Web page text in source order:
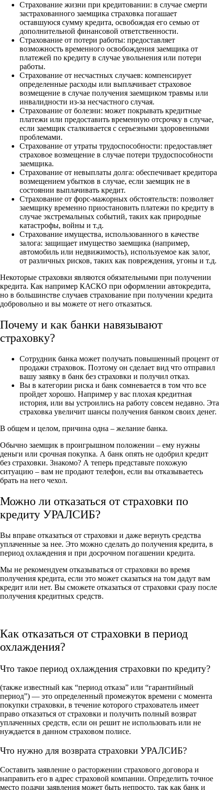
Страхование жизни при кредитовании: в случае смерти
застрахованного заемщика страховка погашает
оставшуюся сумму кредита, освобождая его семью от
дополнительной финансовой ответственности.
Страхование от потери работы: предоставляет
возможность временного освобождения заемщика от
платежей по кредиту в случае увольнения или потери
работы.
Страхование от несчастных случаев: компенсирует
определенные расходы или выплачивает страховое
возмещение в случае получения заемщиком травмы или
инвалидности из-за несчастного случая.
Страхование от болезни: может покрывать кредитные
платежи или предоставить временную отсрочку в случае,
если заемщик сталкивается с серьезными здоровенными
проблемами.
Страхование от утраты трудоспособности: предоставляет
страховое возмещение в случае потери трудоспособности
заемщика.
Страхование от невыплаты долга: обеспечивает кредитора
возмещением убытков в случае, если заемщик не в
состоянии выплачивать кредит.
Страхование от форс-мажорных обстоятельств: позволяет
заемщику временно приостановить платежи по кредиту в
случае экстремальных событий, таких как природные
катастрофы, войны и т.д.
Страхование имущества, использованного в качестве
залога: защищает имущество заемщика (например,
автомобиль или недвижимость), используемое как залог,
от различных рисков, таких как повреждения, угоны и т.д.
Некоторые страховки являются обязательными при получении
кредита. Как например КАСКО при оформлении автокредита,
но в большинстве случаев страхование при получении кредита
добровольно и вы можете от него отказаться.
Почему и как банки навязывают
страховку?
Сотрудник банка может получать повышенный процент от
продажи страховок. Поэтому он сделает вид что отправил
вашу заявку в банк без страховки и получил отказ.
Вы в категории риска и банк сомневается в том что все
пройдет хорошо. Например у вас плохая кредитная
история, или вы устроились на работу совсем недавно. Эта
страховка увеличит шансы получения банком своих денег.
В общем и целом, причина одна – желание банка.
Обычно заемщик в проигрышном положении – ему нужны
деньги или срочная покупка. А банк опять не одобрил кредит
без страховки. Знакомо? А теперь представьте похожую
ситуацию – вам не продают телефон, если вы отказываетесь
брать на него чехол.
Можно ли отказаться от страховки по
кредиту УРАЛСИБ?
Вы вправе отказаться от страховки и даже вернуть средства
уплаченные за нее. Это можно сделать до получения кредита, в
период охлаждения и при досрочном погашении кредита.
Мы не рекомендуем отказываться от страховки во время
получения кредита, если это может сказаться на том дадут вам
кредит или нет. Вы сможете отказаться от страховки сразу после
получения кредитных средств.
Как отказаться от страховки в период
охлаждения?
Что такое период охлаждения страховки по кредиту?
(также известный как “период отказа” или “гарантийный
период”) — это определенный промежуток времени с момента
покупки страховки, в течение которого страхователь имеет
право отказаться от страховки и получить полный возврат
уплаченных средств, если он решит не использовать или не
нуждается в данном страховом полисе.
Что нужно для возврата страховки УРАЛСИБ?
Составить заявление о расторжении страхового договора и
направить его в адрес страховой компании. Определить точное
место подачи заявления может быть непросто, так как банк и